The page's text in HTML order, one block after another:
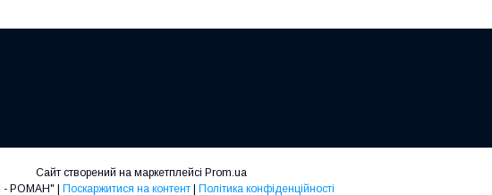
Сайт створений на маркетплейсі Prom.ua
ТОВ "МАН - РОМАН" | Поскаржитися на контент | Політика конфіденційності